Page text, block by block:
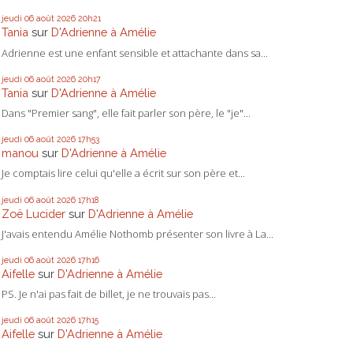
jeudi 06 août 2026 20h21
Tania sur D'Adrienne à Amélie
Adrienne est une enfant sensible et attachante dans sa...
jeudi 06 août 2026 20h17
Tania sur D'Adrienne à Amélie
Dans "Premier sang", elle fait parler son père, le "je"...
jeudi 06 août 2026 17h53
manou sur D'Adrienne à Amélie
Je comptais lire celui qu'elle a écrit sur son père et...
jeudi 06 août 2026 17h18
Zoë Lucider sur D'Adrienne à Amélie
J'avais entendu Amélie Nothomb présenter son livre à La...
jeudi 06 août 2026 17h16
Aifelle sur D'Adrienne à Amélie
PS. Je n'ai pas fait de billet, je ne trouvais pas...
jeudi 06 août 2026 17h15
Aifelle sur D'Adrienne à Amélie